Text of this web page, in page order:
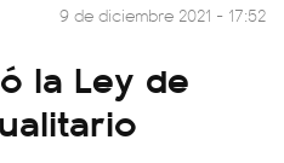
9 de diciembre 2021 - 17:52
la Ley de